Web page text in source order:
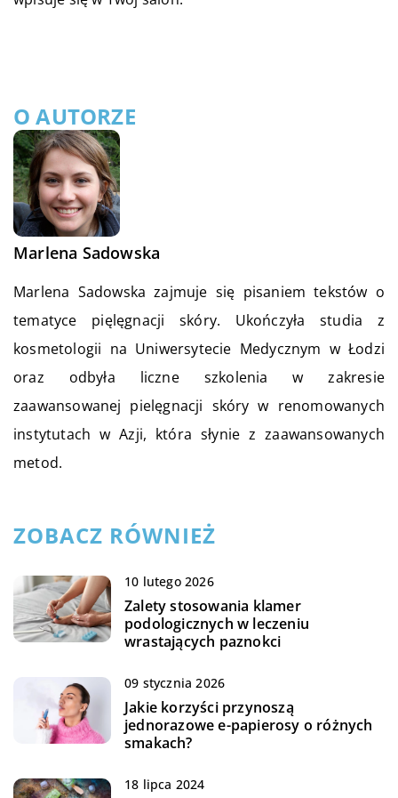
O AUTORZE
Marlena Sadowska
Marlena Sadowska zajmuje się pisaniem tekstów o
tematyce pięlęgnacji skóry. Ukończyła studia z
kosmetologii na Uniwersytecie Medycznym w Łodzi
oraz odbyła liczne szkolenia w zakresie
zaawansowanej pielęgnacji skóry w renomowanych
instytutach w Azji, która słynie z zaawansowanych
metod.
ZOBACZ RÓWNIEŻ
10 lutego 2026
Zalety stosowania klamer
podologicznych w leczeniu
wrastających paznokci
09 stycznia 2026
Jakie korzyści przynoszą
jednorazowe e-papierosy o różnych
smakach?
18 lipca 2024